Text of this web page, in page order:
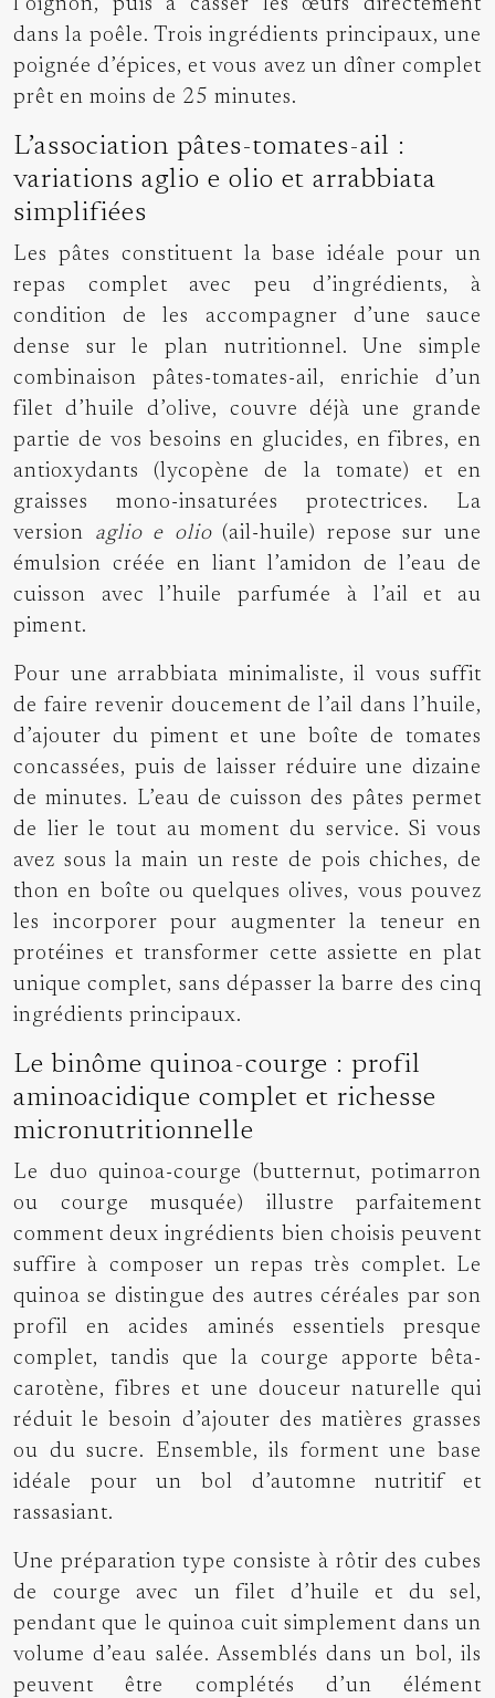
l’oignon, puis à casser les œufs directement
dans la poêle. Trois ingrédients principaux, une
poignée d’épices, et vous avez un dîner complet
prêt en moins de 25 minutes.
L’association pâtes-tomates-ail :
variations aglio e olio et arrabbiata
simplifiées
Les pâtes constituent la base idéale pour un
repas complet avec peu d’ingrédients, à
condition de les accompagner d’une sauce
dense sur le plan nutritionnel. Une simple
combinaison pâtes-tomates-ail, enrichie d’un
filet d’huile d’olive, couvre déjà une grande
partie de vos besoins en glucides, en fibres, en
antioxydants (lycopène de la tomate) et en
graisses mono-insaturées protectrices. La
version aglio e olio(ail-huile) repose sur une
émulsion créée en liant l’amidon de l’eau de
cuisson avec l’huile parfumée à l’ail et au
piment.
Pour une arrabbiata minimaliste, il vous suffit
de faire revenir doucement de l’ail dans l’huile,
d’ajouter du piment et une boîte de tomates
concassées, puis de laisser réduire une dizaine
de minutes. L’eau de cuisson des pâtes permet
de lier le tout au moment du service. Si vous
avez sous la main un reste de pois chiches, de
thon en boîte ou quelques olives, vous pouvez
les incorporer pour augmenter la teneur en
protéines et transformer cette assiette en plat
unique complet, sans dépasser la barre des cinq
ingrédients principaux.
Le binôme quinoa-courge : profil
aminoacidique complet et richesse
micronutritionnelle
Le duo quinoa-courge (butternut, potimarron
ou courge musquée) illustre parfaitement
comment deux ingrédients bien choisis peuvent
suffire à composer un repas très complet. Le
quinoa se distingue des autres céréales par son
profil en acides aminés essentiels presque
complet, tandis que la courge apporte bêta-
carotène, fibres et une douceur naturelle qui
réduit le besoin d’ajouter des matières grasses
ou du sucre. Ensemble, ils forment une base
idéale pour un bol d’automne nutritif et
rassasiant.
Une préparation type consiste à rôtir des cubes
de courge avec un filet d’huile et du sel,
pendant que le quinoa cuit simplement dans un
volume d’eau salée. Assemblés dans un bol, ils
peuvent être complétés d’un élément